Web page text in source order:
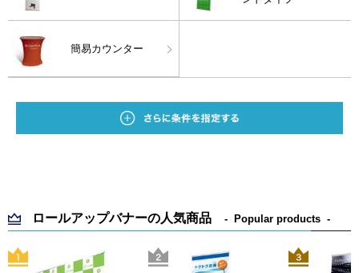
簡易カウンター
ロールアップバナーの人気商品 Popular products